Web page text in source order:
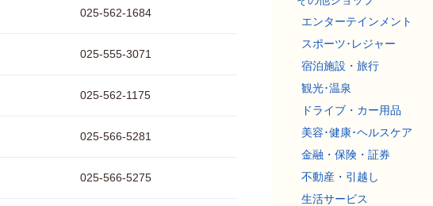
025-562-1684
025-555-3071
025-562-1175
025-566-5281
025-566-5275
エンターテインメント
スポーツ･レジャー
宿泊施設・旅行
観光･温泉
ドライブ・カー用品
美容･健康･ヘルスケア
金融・保険・証券
不動産・引越し
生活サービス